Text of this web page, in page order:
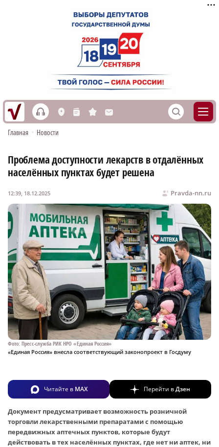
h L n s M S
Главная • Новости
Проблема доступности лекарств в отдалённых
населённых пунктах будет решена
Pravda-nn.ru
12:39, 18.12.2025
Фото: Пресс-служба РИК НРО «Единая Россия»
«Единая Россия» внесла соответствующий законопроект в Госдуму
Читайте в MAX Перейти вДзен
Документ предусматривает возможность розничной
торговли лекарственными препаратами с помощью
передвижных аптечных пунктов, которые будут
действовать в тех населённых пунктах, где нет ни аптек, ни